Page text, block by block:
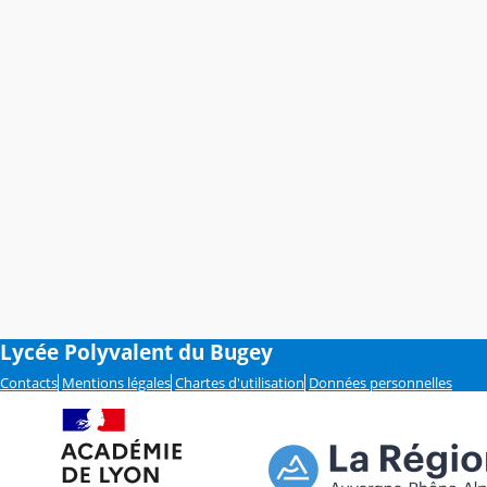
Lycée Polyvalent du Bugey
Contacts Mentions légales Chartes d'utilisation Données personnelles